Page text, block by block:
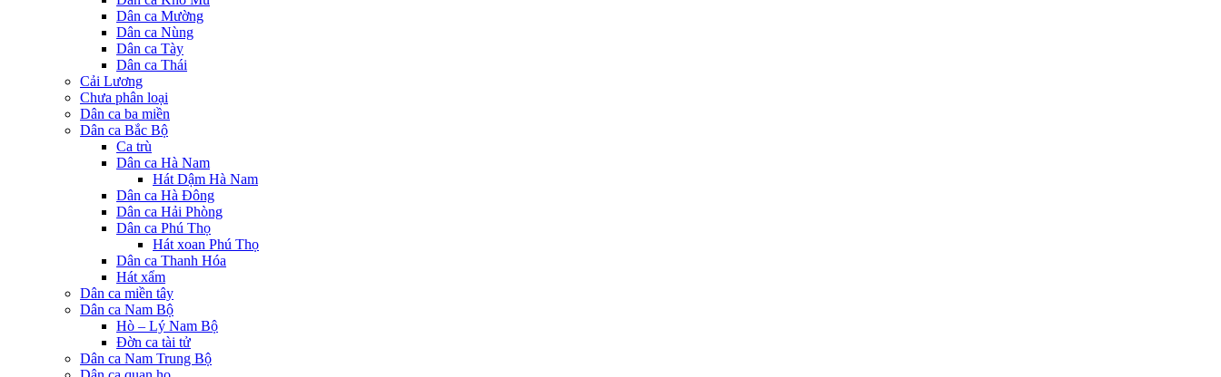
Dân ca Mường
Dân ca Nùng
Dân ca Tày
Dân ca Thái
Cải Lương
Chưa phân loại
Dân ca ba miền
Dân ca Bắc Bộ
Ca trù
Dân ca Hà Nam
Hát Dậm Hà Nam
Dân ca Hà Đông
Dân ca Hải Phòng
Dân ca Phú Thọ
Hát xoan Phú Thọ
Dân ca Thanh Hóa
Hát xẩm
Dân ca miền tây
Dân ca Nam Bộ
Hò – Lý Nam Bộ
Đờn ca tài tử
Dân ca Nam Trung Bộ